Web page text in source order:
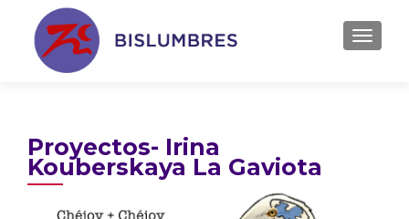
Proyectos- Irina
Kouberskaya La Gaviota